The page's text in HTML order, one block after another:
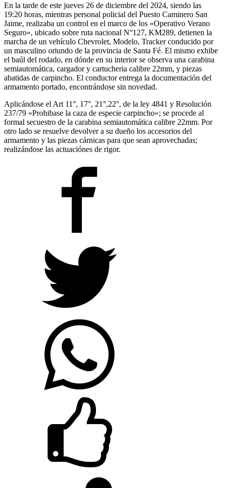
En la tarde de este jueves 26 de diciembre del 2024, siendo las
19:20 horas, mientras personal policial del Puesto Caminero San
Jaime, realizaba un control en el marco de los «Operativo Verano
Seguro», ubicado sobre ruta nacional N°127, KM289, detienen la
marcha de un vehículo Chevrolet, Modelo, Tracker conducido por
un masculino oriundo de la provincia de Santa Fé. El mismo exhibe
el baúl del rodado, en dónde en su interior se observa una carabina
semiautomática, cargador y cartucheria calibre 22mm, y piezas
abatidas de carpincho. El conductor entrega la documentación del
armamento portado, encontrándose sin novedad.
Aplicándose el Art 11°, 17°, 21°,22°, de la ley 4841 y Resolución
237/79 «Prohibase la caza de especie carpincho»; se procede al
formal secuestro de la carabina semiautomática calibre 22mm. Por
otro lado se resuelve devolver a su dueño los accesorios del
armamento y las piezas cárnicas para que sean aprovechadas;
realizándose las actuaciónes de rigor.